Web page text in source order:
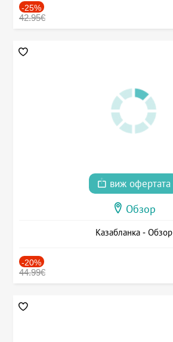
-25%
42.95€
виж офертата
Обзор
Казабланка - Обзор
-20%
44.99€